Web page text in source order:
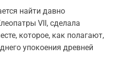
найти давно
VII, сделала
которое, как полагают,
упокоения древней